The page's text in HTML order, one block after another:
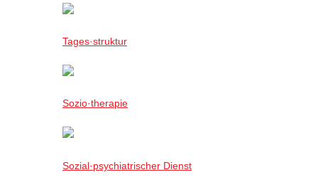
Tages·struktur
Sozio·therapie
Sozial·psychiatrischer Dienst